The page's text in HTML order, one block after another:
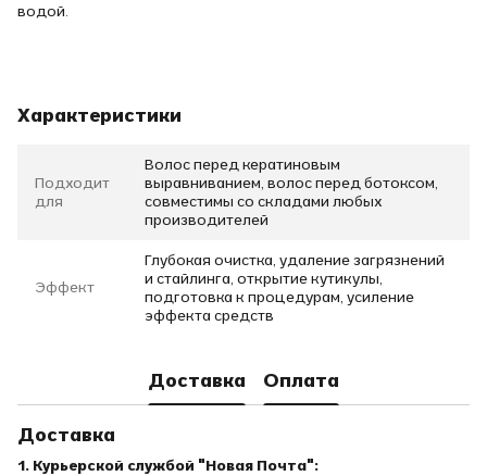
водой.
Характеристики
Подходит
для
Волос перед кератиновым
выравниванием, волос перед ботоксом,
совместимы со складами любых
производителей
Эффект
Глубокая очистка, удаление загрязнений
и стайлинга, открытие кутикулы,
подготовка к процедурам, усиление
эффекта средств
Доставка Оплата
Доставка
1. Курьерской службой "Новая Почта":